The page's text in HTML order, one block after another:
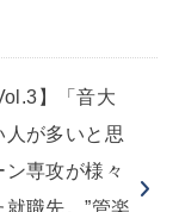
】「音大
が多いと思
専攻が様々
職先。”管楽